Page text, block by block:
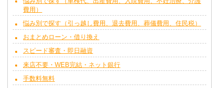
費用）
悩み別で探す（引っ越し費用、退去費用、葬儀費用、住民税）
おまとめローン・借り換え
スピード審査・即日融資
来店不要・WEB完結・ネット銀行
手数料無料